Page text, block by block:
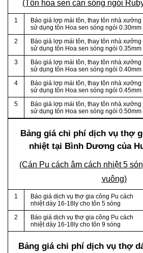
(Tôn hoa sen cán sóng ngói
1
Báo giá lợp mái tôn, thay tôn nhà xưởng
sử dụng tôn Hoa sen sóng ngói 0.30mm
2
Báo giá lợp mái tôn, thay tôn nhà xưởng
sử dụng tôn Hoa sen sóng ngói 0.35mm
3
Báo giá lợp mái tôn, thay tôn nhà xưởng
sử dụng tôn Hoa sen sóng ngói 0.40mm
4
Báo giá lợp mái tôn, thay tôn nhà xưởng
sử dụng tôn Hoa sen sóng ngói 0.45mm
5
Báo giá lợp mái tôn, thay tôn nhà xưởng
sử dụng tôn Hoa sen sóng ngói 0.50mm
Bảng giá chi phí dịch vụ thợ
nhiệt tại Bình Dương của
(Cán Pu cách âm cách nhiệt 5
vuông)
1
Báo giá dịch vụ thợ gia công Pu cách
nhiệt dày 16-18ly cho tôn 5 sóng
2
Báo giá dịch vụ thợ gia công Pu cách
nhiệt dày 16-18ly cho tôn 9 sóng
Bảng giá chi phí dịch vụ thợ